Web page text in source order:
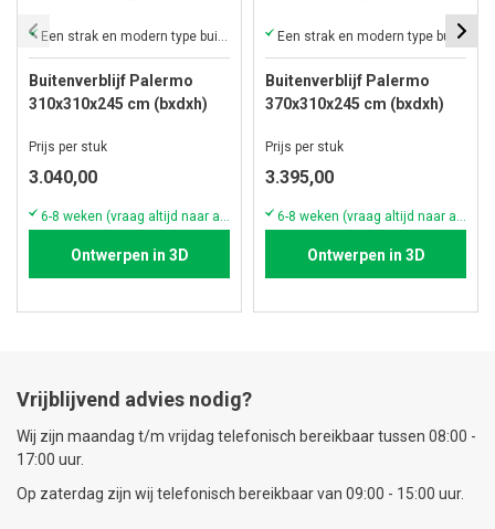
Een strak en modern type buitenverblijf met plat dak
Buitenverblijf Palermo
310x310x245 cm (bxdxh)
Prijs per stuk
3.040,00
Ontwerpen in 3D
Een strak en modern type buitenverblijf met plat dak
Buitenverblijf Palermo
370x310x245 cm (bxdxh)
Prijs per stuk
3.395,00
Ontwerpen in 3D
Vrijblijvend advies nodig?
Wij zijn maandag t/m vrijdag telefonisch bereikbaar tussen 08:00 -
17:00 uur.
Op zaterdag zijn wij telefonisch bereikbaar van 09:00 - 15:00 uur.